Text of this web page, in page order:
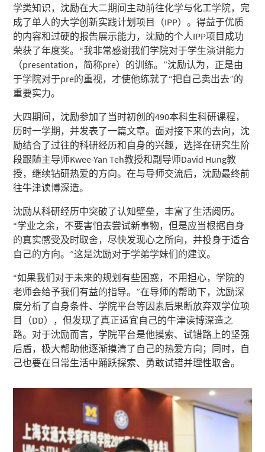
学类知识，沈励在大二期间主动前往化学与化工学院，完
成了单人的大学创新实践计划项目（IPP）。得益于优质
的内容和过硬的报告展示能力，沈励的个人IPP项目成功
荣获了年度奖。“我非常感谢我们学院对于学生演讲能力
（presentation，简称pre）的训练。”沈励认为，正是由
于学院对于pre的重视，才使他练就了“把自己卖出去”的
重要实力。
大四期间，沈励参加了当时初创的490本科生科研课程，
历时一学期，并发表了一篇文章。面对接下来的去向，沈
励结合了过往的科研经历和自身的兴趣，选择在研究生阶
段跟随主导师Kwee-Yan Teh教授和副导师David Hung教
授，继续钻研热爱的方向。在与导师交流后，沈励最终前
往牛津读博深造。
沈励从科研经历中突破了认知壁垒，丰富了生活阅历。
“学业之余，不要害怕去尝试新事物，但是应当根据自身
的真实感受及时取舍，尽快发现心之所向，并投身于适合
自己的方向。”这是沈励对于学弟学妹们的建议。
“如果我们对于未来的规划有些困惑，不用担心，学院的
老师会给予我们有益的指导。”在导师的帮助下，沈励深
度分析了自身条件、学院平台等因素后果断放弃双学位项
目（DD），但发现了真正适宜自己的牛津读博深造之
路。对于沈励而言，学院平台是他摸索、试错路上的坚强
后盾，极大帮助他逐渐摸清了自己的热爱方向；同时，自
己也要在日常生活中踊跃探索、勇敢试错并理性取舍。